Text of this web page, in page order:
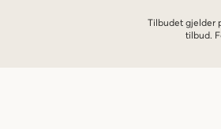
Tilbudet gjelder
tilbud.